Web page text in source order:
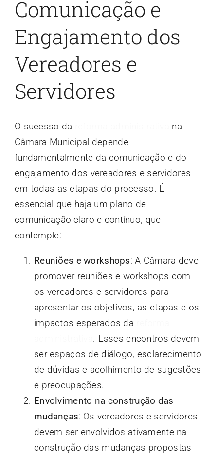
Comunicação e
Engajamento dos
Vereadores e
Servidores
O sucesso da
na
Câmara Municipal depende
fundamentalmente da comunicação e do
engajamento dos vereadores e servidores
em todas as etapas do processo. É
essencial que haja um plano de
comunicação claro e contínuo, que
contemple:
Reuniões e workshops: A Câmara deve
promover reuniões e workshops com
os vereadores e servidores para
apresentar os objetivos, as etapas e os
impactos esperados da
. Esses encontros devem
ser espaços de diálogo, esclarecimento
de dúvidas e acolhimento de sugestões
e preocupações.
Envolvimento na construção das
mudanças: Os vereadores e servidores
devem ser envolvidos ativamente na
construção das mudanças propostas